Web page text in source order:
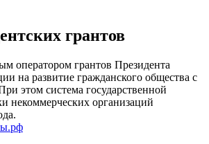
грантов
оператором грантов Президента
на развитие гражданского общества с
этом система государственной
некоммерческих организаций